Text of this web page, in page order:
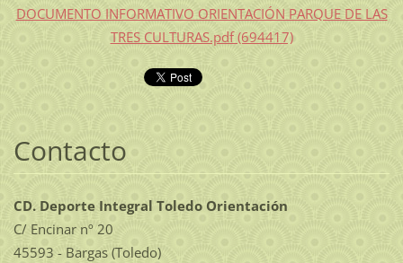
DOCUMENTO INFORMATIVO ORIENTACIÓN PARQUE DE LAS
TRES CULTURAS.pdf (694417)
Contacto
CD. Deporte Integral Toledo Orientación
C/ Encinar nº 20
45593 - Bargas (Toledo)